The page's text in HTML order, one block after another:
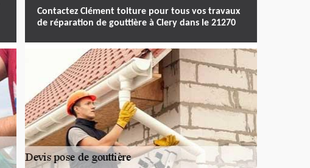
Contactez Clément toiture pour tous vos travaux
de réparation de gouttière à Clery dans le 21270